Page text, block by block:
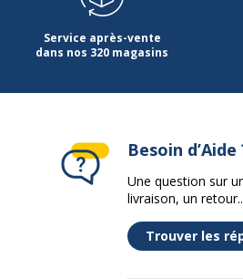
Service après-vente
dans nos 320 magasins
Besoin d’Aide
Une question sur
livraison, un
Trouver les